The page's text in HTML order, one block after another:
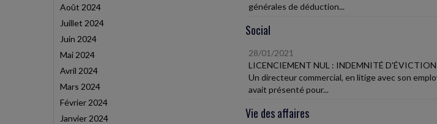
Août 2024
Juillet 2024
Juin 2024
Mai 2024
Avril 2024
Mars 2024
Février 2024
Janvier 2024
générales de déduction...
Social
28/01/2021
LICENCIEMENT NUL : INDEMNITÉ D'ÉVICTION
Un directeur commercial, en litige avec son
avait présenté pour...
Vie des affaires